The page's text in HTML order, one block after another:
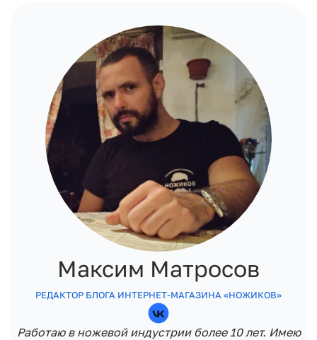
Максим Матросов
РЕДАКТОР БЛОГА ИНТЕРНЕТ-МАГАЗИНА «НОЖИКОВ»
Работаю в ножевой индустрии более 10 лет. Имею